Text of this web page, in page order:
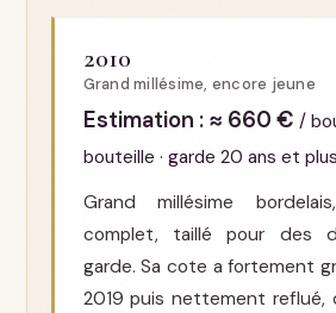
2010
Grand millésime, encore jeune
Estimation : ≈ 660 € /
bouteille · garde 20 ans et plus
Grand millésime
complet, taillé pour des
garde. Sa cote a fortement
2019 puis nettement reflué,